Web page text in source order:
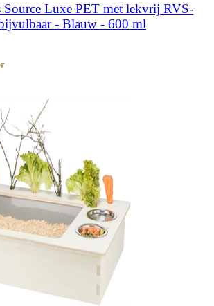
Luxe PET met lekvrij RVS-
- Blauw - 600 ml